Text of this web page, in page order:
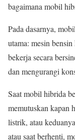
bagaimana mobil
Pada dasarnya,
utama: mesin
bekerja secara
dan mengurangi
Saat mobil hibrida
memutuskan kapan
listrik, atau
atau saat berhenti,